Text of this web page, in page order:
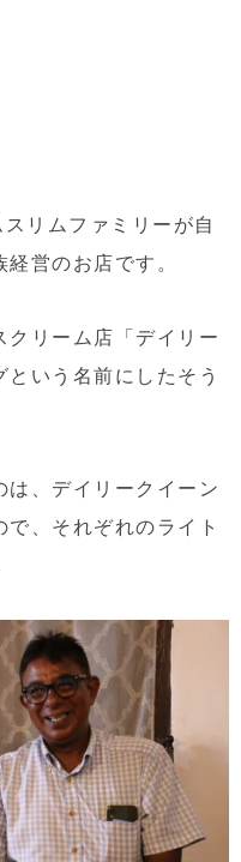
リムファミリーが自
営のお店です。
リーム店「デイリー
いう名前にしたそう
、デイリークイーン
、それぞれのライト